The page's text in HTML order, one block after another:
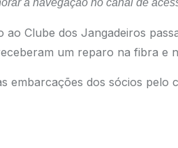
a navegação no canal de
ao Clube dos Jangadeiros
um reparo na fibra e
embarcações dos sócios pelo